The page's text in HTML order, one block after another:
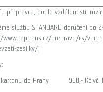
přepravce, podle vzdálenosti,
službu STANDARD doručení do
preprava/cs/
zasilky/)
kartonu do Prahy 980,- Kč vč.